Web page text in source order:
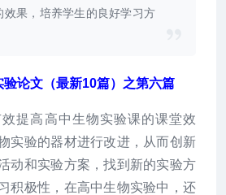
效果，培养学生的良好学习方
论文（最新10篇）之第六篇
提高高中生物实验课的课堂效
实验的器材进行改进，从而创新
动和实验方案，找到新的实验方
积极性，在高中生物实验中，还